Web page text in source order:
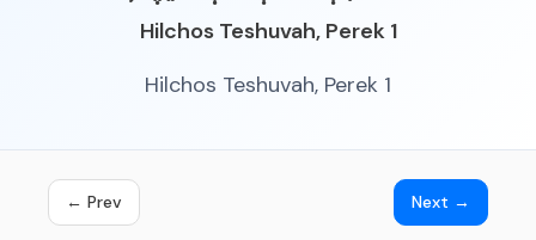
Hilchos Teshuvah, Perek 1
Hilchos Teshuvah, Perek 1
← Prev Next →